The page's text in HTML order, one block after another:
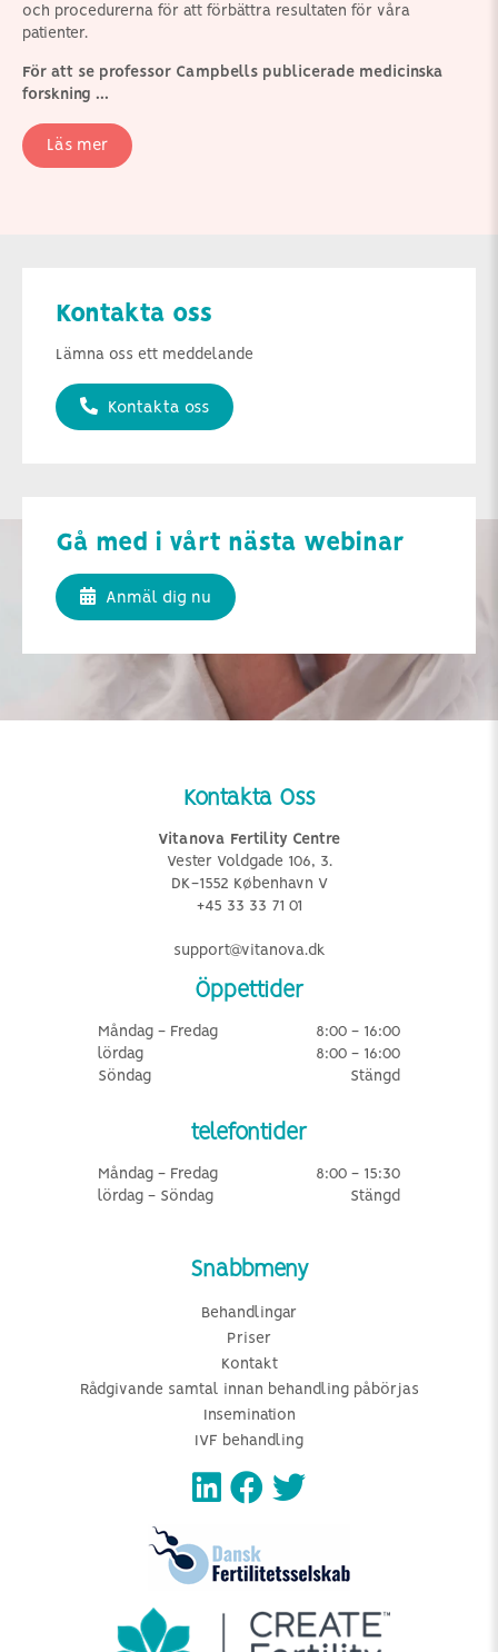
och procedurerna för att förbättra resultaten för våra
patienter.
För att se professor Campbells publicerade medicinska
forskning ...
Läs mer
Kontakta oss
Lämna oss ett meddelande
Kontakta oss
Gå med i vårt nästa webinar
Anmäl dig nu
Kontakta Oss
Vitanova Fertility Centre
Vester Voldgade 106, 3.
DK-1552 København V
+45 33 33 71 01
support@vitanova.dk
Öppettider
Måndag - Fredag
8:00 - 16:00
lördag
8:00 - 16:00
Söndag
Stängd
telefontider
Måndag - Fredag
8:00 - 15:30
lördag - Söndag
Stängd
Snabbmeny
Behandlingar
Priser
Kontakt
Rådgivande samtal innan behandling påbörjas
Insemination
IVF behandling